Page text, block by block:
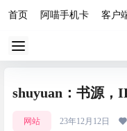
首页 阿喵手机卡 客户
shuyuan：书源，
网站 23年12月12日